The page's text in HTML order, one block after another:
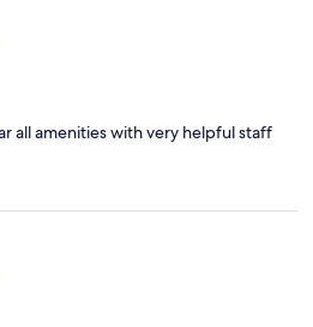
all amenities with very helpful staff